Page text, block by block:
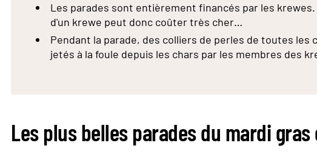
Les parades sont entièrement financés par les
d'un krewe peut donc coûter très cher…
Pendant la parade, des colliers de perles de toutes les
jetés à la foule depuis les chars par les membres des
Les plus belles parades du mardi gras